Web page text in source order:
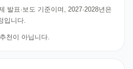
발표·보도 기준이며, 2027·2028년은
입니다.
천이 아닙니다.